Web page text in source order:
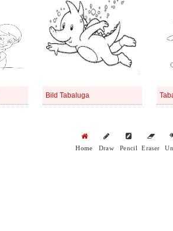
Bild Tabaluga
Home Draw Pencil Eraser